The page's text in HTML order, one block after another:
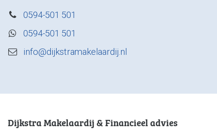
0594-501 501
0594-501 501
info@dijkstramakelaardij.nl
Dijkstra Makelaardij & Financieel advies